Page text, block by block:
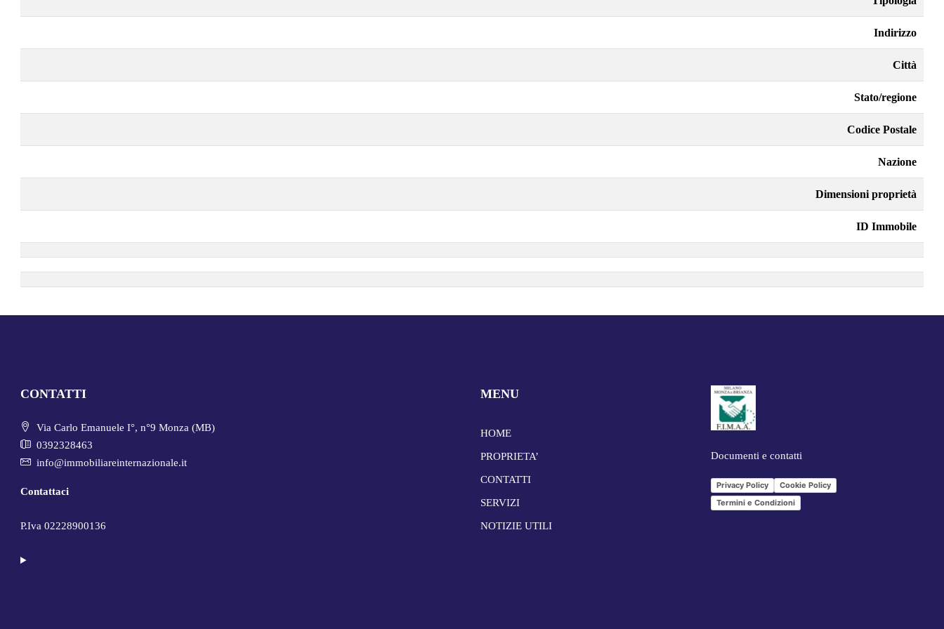
Indirizzo
Città
Stato/regione
Codice Postale
Nazione
Dimensioni proprietà
ID Immobile
CONTATTI
Via Carlo Emanuele I°, n°9 Monza (MB)
0392328463
info@immobiliareinternazionale.it
Contattaci
P.Iva 02228900136
MENU
HOME
PROPRIETA’
CONTATTI
SERVIZI
NOTIZIE UTILI
Documenti e contatti
Privacy Policy
Cookie Policy
Termini e Condizioni